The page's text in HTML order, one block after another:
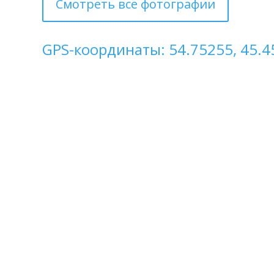
Смотреть все фотографии
GPS-координаты: 54.75255,